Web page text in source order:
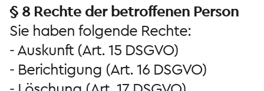
§ 8 Rechte der betroffenen Person
Sie haben folgende Rechte:
- Auskunft (Art. 15 DSGVO)
- Berichtigung (Art. 16 DSGVO)